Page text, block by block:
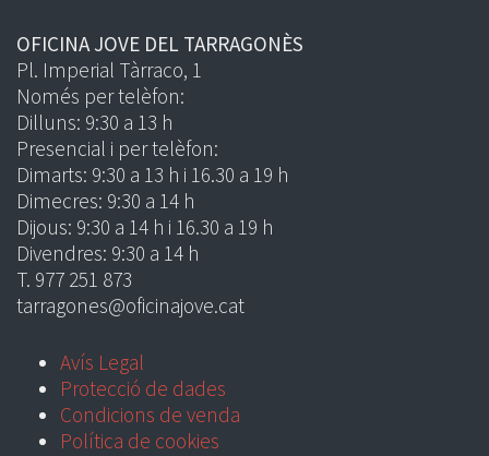
OFICINA JOVE DEL TARRAGONÈS
Pl. Imperial Tàrraco, 1
Només per telèfon:
Dilluns: 9:30 a 13 h
Presencial i per telèfon:
Dimarts: 9:30 a 13 h i 16.30 a 19 h
Dimecres: 9:30 a 14 h
Dijous: 9:30 a 14 h i 16.30 a 19 h
Divendres: 9:30 a 14 h
T. 977 251 873
tarragones@oficinajove.cat
Avís Legal
Protecció de dades
Condicions de venda
Política de cookies